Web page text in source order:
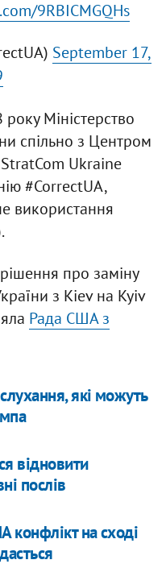
9RBICMGQHs
September 17,
Міністерство
спільно з Центром
StratCom Ukraine
#CorrectUA,
використання
про заміну
з Kiev на Kyiv
Рада США з
які можуть
відновити
послів
конфлікт на сході